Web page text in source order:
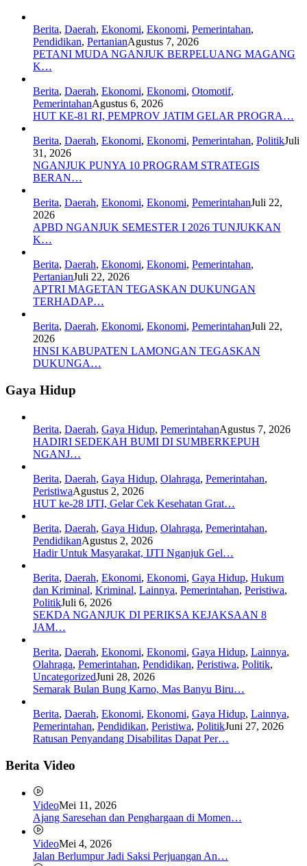
Berita, Daerah, Ekonomi, Ekonomi, Pemerintahan,
Pendidikan, PertanianAgustus 7, 2026
PETANI MUDA NGANJUK BERPELUANG MAGANG
K…
Berita, Daerah, Ekonomi, Ekonomi, Otomotif,
PemerintahanAgustus 6, 2026
HUT KE-81 RI, PEMPROV JATIM GELAR PROGRA…
Berita, Daerah, Ekonomi, Ekonomi, Pemerintahan, PolitikJuli
31, 2026
NGANJUK PUNYA 10 PROGRAM STRATEGIS
BERAN…
Berita, Daerah, Ekonomi, Ekonomi, PemerintahanJuli 22,
2026
APBD NGANJUK SEMESTER I 2026 TUNJUKKAN
K…
Berita, Daerah, Ekonomi, Ekonomi, Pemerintahan,
PertanianJuli 22, 2026
APTRI MAGETAN TEGASKAN DUKUNGAN
TERHADAP…
Berita, Daerah, Ekonomi, Ekonomi, PemerintahanJuli 22,
2026
HNSI KABUPATEN LAMONGAN TEGASKAN
DUKUNGA…
Gaya Hidup
Berita, Daerah, Gaya Hidup, PemerintahanAgustus 7, 2026
HADIRI SEDEKAH BUMI DI SUMBERKEPUH
NGANJ…
Berita, Daerah, Gaya Hidup, Olahraga, Pemerintahan,
PeristiwaAgustus 2, 2026
HUT ke-28 IJTI, Gelar Cek Kesehatan Grat…
Berita, Daerah, Gaya Hidup, Olahraga, Pemerintahan,
PendidikanAgustus 2, 2026
Hadir Untuk Masyarakat, IJTI Nganjuk Gel…
Berita, Daerah, Ekonomi, Ekonomi, Gaya Hidup, Hukum
dan Kriminal, Kriminal, Lainnya, Pemerintahan, Peristiwa,
PolitikJuli 6, 2026
SEKDA NGANJUK DI PERIKSA KEJAKSAAN 8
JAM…
Berita, Daerah, Ekonomi, Ekonomi, Gaya Hidup, Lainnya,
Olahraga, Pemerintahan, Pendidikan, Peristiwa, Politik,
UncategorizedJuni 28, 2026
Semarak Bulan Bung Karno, Mas Banyu Biru…
Berita, Daerah, Ekonomi, Ekonomi, Gaya Hidup, Lainnya,
Pemerintahan, Pendidikan, Peristiwa, PolitikJuni 27, 2026
Ratusan Penyandang Disabilitas Dapat Per…
Berita Video
VideoMei 11, 2026
Ajang Saresehan dan Penghargaan di Momen…
VideoMei 4, 2026
Jalan Berlumpur Jadi Saksi Perjuangan An…